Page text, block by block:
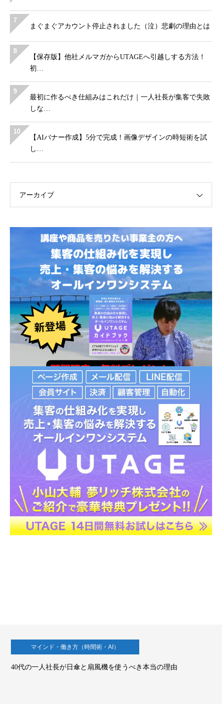
7
まぐまぐアカウント停止されました（泣）悲劇の理由とは
8
【保存版】他社メルマガからUTAGEへ引越しする方法！
初…
9
最初に作るべき仕組みはこれだけ｜一人社長が集客で失敗
しな…
10
【AIバナー作成】5分で完成！画像デザインの時短術を試
し…
アーカイブ
マインド・働き方（時間術・AI）
40代の一人社長が日傘と扇風機を使うべき本当の理由